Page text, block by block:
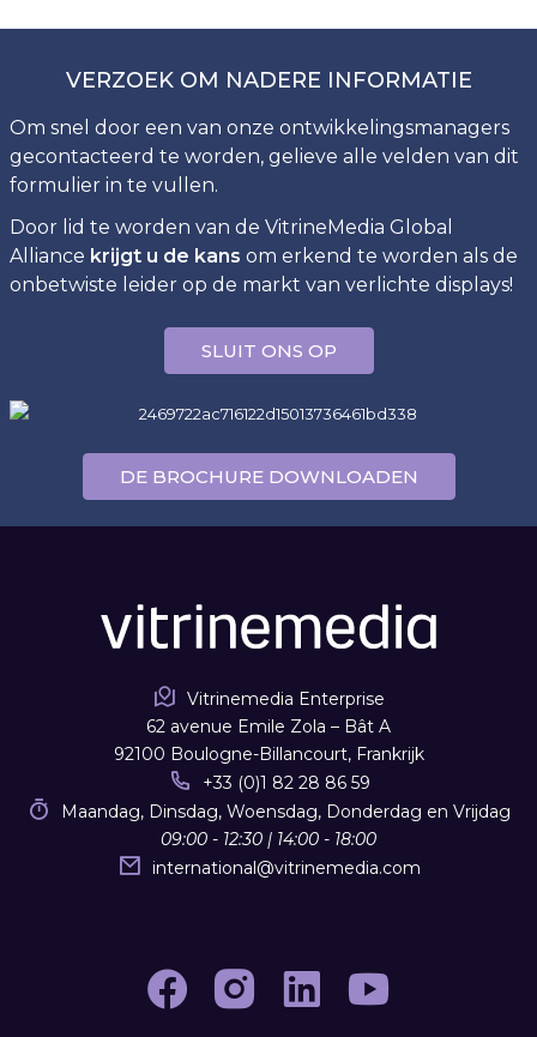
VERZOEK OM NADERE INFORMATIE
Om snel door een van onze ontwikkelingsmanagers
gecontacteerd te worden, gelieve alle velden van dit
formulier in te vullen.
Door lid te worden van de VitrineMedia Global
Alliance krijgt u de kans om erkend te worden als de
onbetwiste leider op de markt van verlichte displays!
SLUIT ONS OP
DE BROCHURE DOWNLOADEN
Vitrinemedia Enterprise
62 avenue Emile Zola – Bât A
92100 Boulogne-Billancourt, Frankrijk
+33 (0)1 82 28 86 59
Maandag, Dinsdag, Woensdag, Donderdag en Vrijdag
09:00 - 12:30 | 14:00 - 18:00
international@vitrinemedia.com